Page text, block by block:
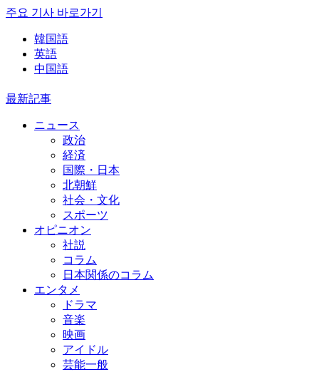
주요 기사 바로가기
韓国語
英語
中国語
最新記事
ニュース
政治
経済
国際・日本
北朝鮮
社会・文化
スポーツ
オピニオン
社説
コラム
日本関係のコラム
エンタメ
ドラマ
音楽
映画
アイドル
芸能一般